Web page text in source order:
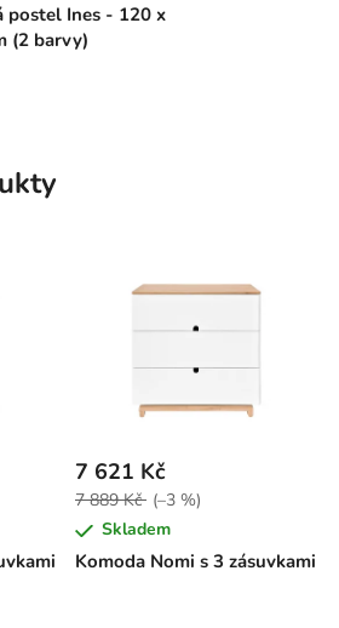
postel Ines - 120 x
(2 barvy)
Komoda Nomi s 3 zásuvkami
7 621 Kč
7 889 Kč (–3 %)
Skladem